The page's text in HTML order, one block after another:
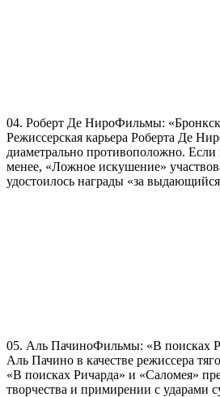
04. Роберт Де НироФильмы:
Режиссерская карьера Роберта Де
диаметрально противоположно. Если
менее, «Ложное искушение»
удостоилось награды «за
05. Аль ПачиноФильмы: «В поисках
Аль Пачино в качестве режиссера
«В поисках Ричарда» и «Саломея»
творчества и примирении с ударами